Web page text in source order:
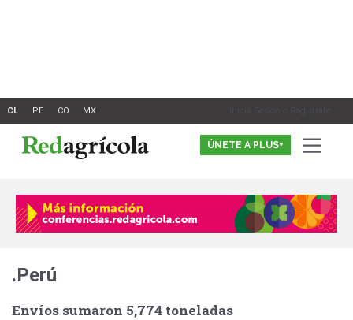
Inicia Sesión o Registrate
ÚNETE A PLUS+
.Perú
Envíos sumaron 5,774 toneladas